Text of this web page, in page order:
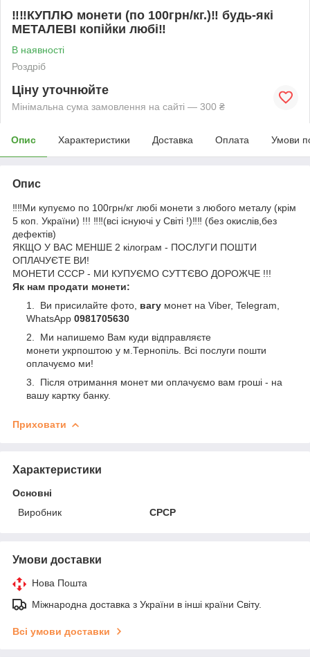
‼️‼️КУПЛЮ монети (по 100грн/кг.)‼️ будь-які
МЕТАЛЕВІ копійки любі‼️
В наявності
Роздріб
Ціну уточнюйте
Мінімальна сума замовлення на сайті — 300 ₴
Опис Характеристики Доставка Оплата Умови
Опис
‼️‼️Ми купуємо по 100грн/кг любі монети з любого металу (крім
5 коп. України) !!! ‼️‼️(всі існуючі у Світі !)‼️‼️ (без окислів,без
дефектів)
ЯКЩО У ВАС МЕНШЕ 2 кілограм - ПОСЛУГИ ПОШТИ
ОПЛАЧУЄТЕ ВИ!
МОНЕТИ СССР - МИ КУПУЄМО СУТТЄВО ДОРОЖЧЕ !!!
Як нам продати монети:
Ви присилайте фото, вагу монет на Viber, Telegram,
WhatsApp 0981705630
Ми напишемо Вам куди відправляєте
монети укрпоштою у м.Тернопіль. Всі послуги пошти
оплачуємо ми!
Після отримання монет ми оплачуємо вам гроші - на
вашу картку банку.
Приховати
Характеристики
Основні
Виробник
СРСР
Умови доставки
Нова Пошта
Міжнародна доставка з України в інші країни Світу.
Всі умови доставки